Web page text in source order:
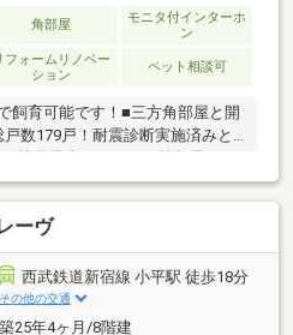
角部屋
モニタ付インターホ
ン
フォームリノベー
ション
ペット相談可
飼育可能です！■三方角部屋と開
数179戸！耐震診断実施済みと
地元業者ならではの情報量でお
～しつこい営業電話などをせず
住まい探しができるように全力
だきます！～お引き渡し後も弊
～・24時間365日コールセンタ
・建物のホームインスペクショ
無料実施・住宅履歴情報のデー
テナンス報告
ーヴ
西武鉄道新宿線 小平駅 徒歩18分
その他の交通
築25年4ヶ月/8階建